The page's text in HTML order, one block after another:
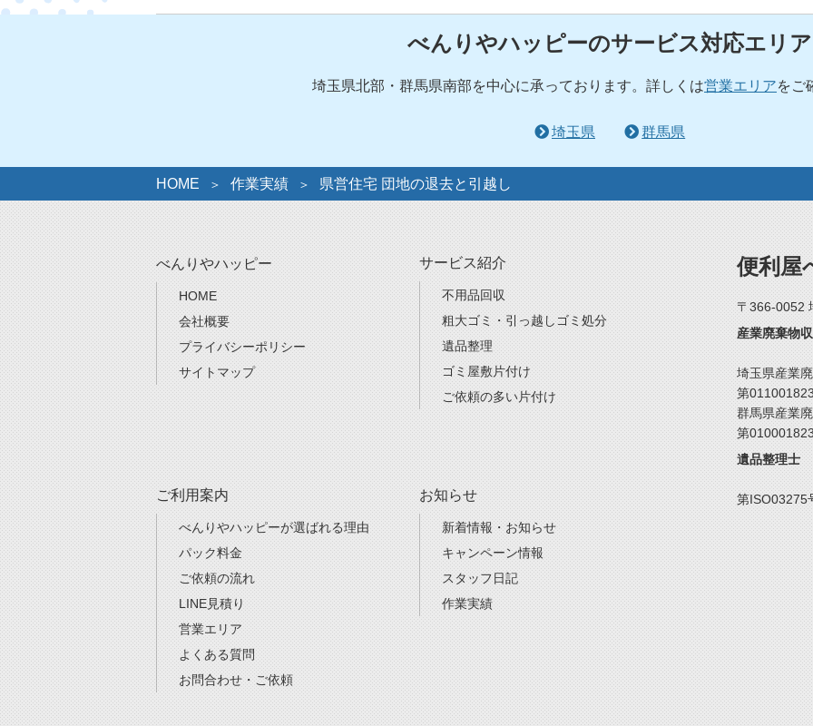
テ
べんりやハッピーのサービス対応エリア
埼玉県北部・群馬県南部を中心に承っております。詳しくは営業エリアをご
埼玉県 群馬県
HOME 作業実績 県営住宅 団地の退去と引越し
べんりやハッピー
HOME
会社概要
プライバシーポリシー
サイトマップ
サービス紹介
不用品回収
粗大ゴミ・引っ越しゴミ処分
遺品整理
ゴミ屋敷片付け
ご依頼の多い片付け
ご利用案内
べんりやハッピーが選ばれる理由
パック料金
ご依頼の流れ
LINE見積り
営業エリア
よくある質問
お問合わせ・ご依頼
お知らせ
新着情報・お知らせ
キャンペーン情報
スタッフ日記
作業実績
便利屋
〒366-0052
産業廃棄物
埼玉県産業
第
群馬県産業
第
遺品整理士
第ISO03275